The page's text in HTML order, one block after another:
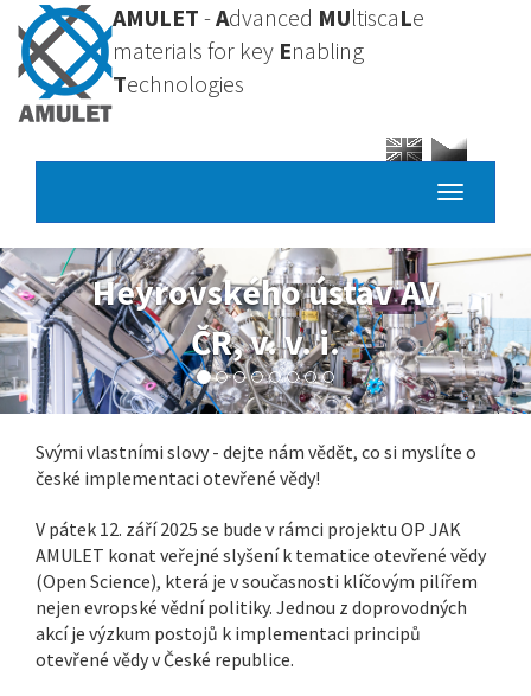
Přejít
hlavnímu
obsahu
AMULET -Advanced MUltiscaLe
materials for key Enabling
Technologies
Toggle
Heyrovského ústav AV
ČR, v. v. i.
Svými vlastními slovy - dejte nám vědět, co si myslíte o
české implementaci otevřené vědy!
V pátek 12. září 2025 se bude v rámci projektu OP JAK
AMULET konat veřejné slyšení k tematice otevřené vědy
(Open Science), která je v současnosti klíčovým pilířem
nejen evropské vědní politiky. Jednou z doprovodných
akcí je výzkum postojů k implementaci principů
otevřené vědy v České republice.